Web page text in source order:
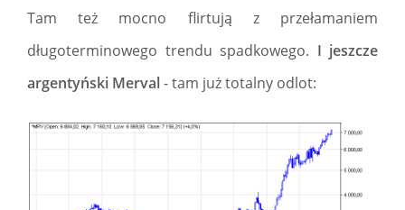
Tam też mocno flirtują z przełamaniem
długoterminowego trendu spadkowego. I jeszcze
argentyński Merval- tam już totalny odlot: